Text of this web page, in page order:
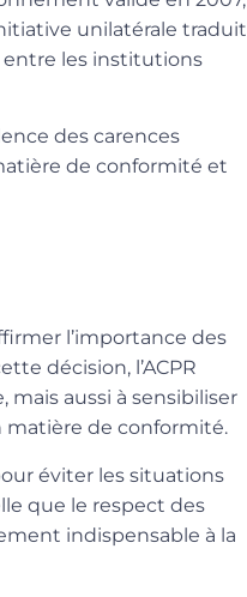
unilatérale traduit
entre les institutions
des carences
de conformité et
l’importance des
décision, l’ACPR
aussi à sensibiliser
matière de conformité.
éviter les situations
que le respect des
indispensable à la